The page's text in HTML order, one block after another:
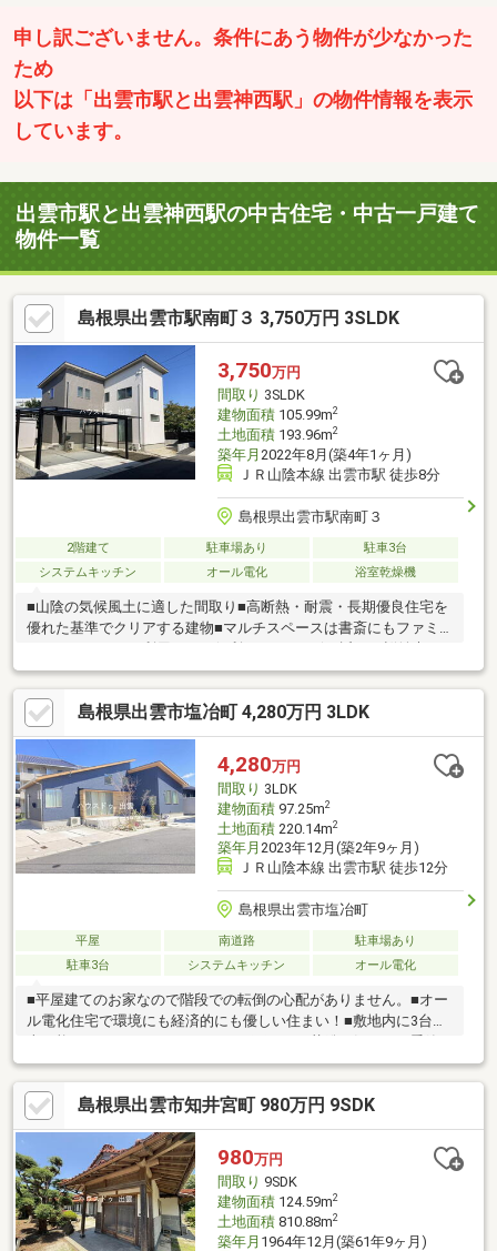
申し訳ございません。条件にあう物件が少なかった
ため
以下は「出雲市駅と出雲神西駅」の物件情報を表示
しています。
出雲市駅と出雲神西駅の中古住宅・中古一戸建て
物件一覧
島根県出雲市駅南町３ 3,750万円 3SLDK
3,750万円
間取り 3SLDK
建物面積105.99m2
土地面積193.96m2
築年月 2022年8月(築4年1ヶ月)
ＪＲ山陰本線 出雲市駅 徒歩8分
島根県出雲市駅南町３
2階建て 駐車場あり
駐車3台
システムキッチン
オール電化 浴室乾燥機
■山陰の気候風土に適した間取り■高断熱・耐震・長期優良住宅を
優れた基準でクリアする建物■マルチスペースは書斎にもファミ
リークロークにも利用できる便利なスペース☆■近くの桜並木を
鑑賞できる日当たりの良い19帖のLDK！■各居室に収納スペースあ
り！LDKには床下収納！
島根県出雲市塩冶町 4,280万円 3LDK
4,280万円
間取り 3LDK
建物面積97.25m2
土地面積220.14m2
築年月 2023年12月(築2年9ヶ月)
ＪＲ山陰本線 出雲市駅 徒歩12分
島根県出雲市塩冶町
平屋 南道路
駐車場あり
駐車3台
システムキッチン オール電化
■平屋建てのお家なので階段での転倒の心配がありません。■オー
ル電化住宅で環境にも経済的にも優しい住まい！■敷地内に3台駐
にも外を気にせず洗濯できます！■LDKは南向き。日当たり良好で
明るい室内。■PLANT出雲店まで約279ｍでお買い物にも便利な立
地！■出雲市立第二中学校まで約471ｍで通学にも便利な立地！
島根県出雲市知井宮町 980万円 9SDK
980万円
間取り 9SDK
建物面積124.59m2
土地面積810.88m2
築年月 1964年12月(築61年9ヶ月)